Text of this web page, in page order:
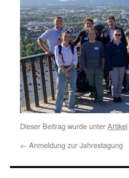
Dieser Beitrag wurde unterArtikel
← Anmeldung zur Jahrestagung